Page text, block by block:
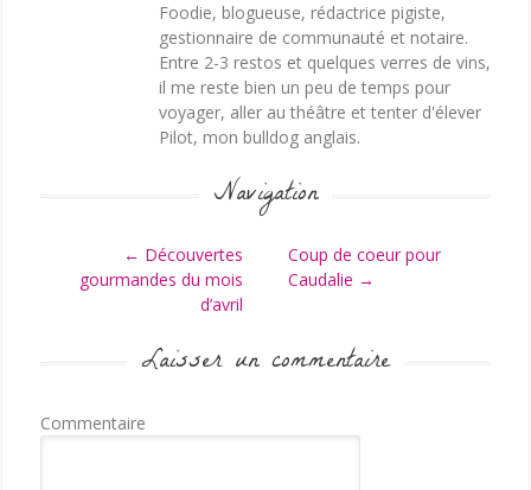
Foodie, blogueuse, rédactrice pigiste,
gestionnaire de communauté et notaire.
Entre 2-3 restos et quelques verres de vins,
il me reste bien un peu de temps pour
voyager, aller au théâtre et tenter d'élever
Pilot, mon bulldog anglais.
Navigation
← Découvertes
gourmandes du mois
d’avril
Coup de coeur pour
Caudalie →
Laisser un commentaire
Commentaire